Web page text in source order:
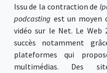
Issu de la contraction de
podcasting est un moyen
vidéo sur le Net. Le
succès notamment
plateformes qui
multimédias. Des